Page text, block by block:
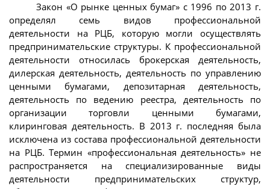
Закон «О рынке ценных бумаг» с 1996 по 2013 г.
определял семь видов профессиональной
деятельности на РЦБ, которую могли осуществлять
предпринимательские структуры. К профессиональной
деятельности относилась брокерская деятельность,
дилерская деятельность, деятельность по управлению
ценными бумагами, депозитарная деятельность,
деятельность по ведению реестра, деятельность по
организации торговли ценными бумагами,
клиринговая деятельность. В 2013 г. последняя была
исключена из состава профессиональной деятельности
на РЦБ. Термин «профессиональная деятельность» не
распространяется на специализированные виды
деятельности предпринимательских структур,